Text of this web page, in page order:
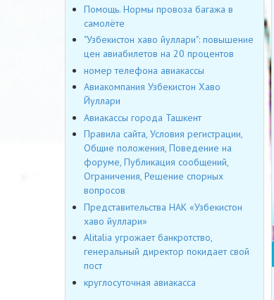
Помощь. Нормы провоза багажа в
самолёте
"Узбекистон хаво йуллари": повышение
цен авиабилетов на 20 процентов
номер телефона авиакассы
Авиакомпания Узбекистон Хаво
Йуллари
Авиакассы города Ташкент
Правила сайта, Условия регистрации,
Общие положения, Поведение на
форуме, Публикация сообщений,
Ограничения, Решение спорных
вопросов
Представительства НАК «Узбекистон
хаво йуллари»
Alitalia угрожает банкротство,
генеральный директор покидает свой
пост
круглосуточная авиакасса